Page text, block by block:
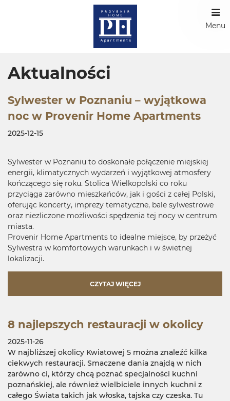
Menu
Aktualności
Sylwester w Poznaniu – wyjątkowa
noc w Provenir Home Apartments
2025-12-15
Sylwester w Poznaniu to doskonałe połączenie miejskiej
energii, klimatycznych wydarzeń i wyjątkowej atmosfery
kończącego się roku. Stolica Wielkopolski co roku
przyciąga zarówno mieszkańców, jak i gości z całej Polski,
oferując koncerty, imprezy tematyczne, bale sylwestrowe
oraz niezliczone możliwości spędzenia tej nocy w centrum
miasta.
Provenir Home Apartments to idealne miejsce, by przeżyć
Sylwestra w komfortowych warunkach i w świetnej
lokalizacji.
CZYTAJ WIĘCEJ
8 najlepszych restauracji w okolicy
2025-11-26
W najbliższej okolicy Kwiatowej 5 można znaleźć kilka
ciekwych restauracji. Smaczene dania znajdą w nich
zarówno ci, którzy chcą poznać specjalności kuchni
poznańskiej, ale również wielbiciele innych kuchni z
całego Świata takich jak włoska, tajska czy czeska. Tu